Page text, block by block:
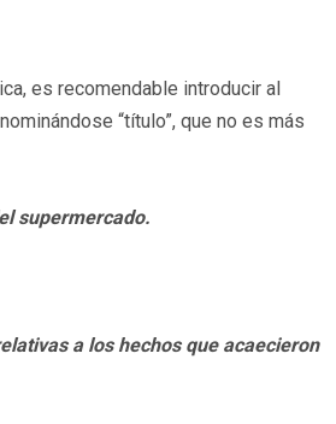
es recomendable introducir al
“título”, que no es más
supermercado.
a los hechos que acaecieron